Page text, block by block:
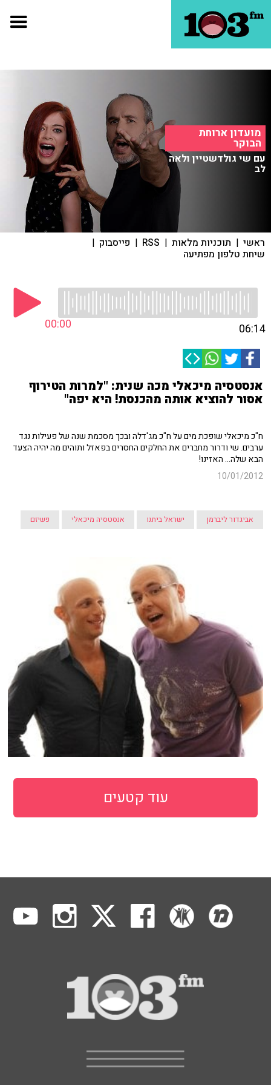
מועדון ארוחת
הבוקר
עם שי גולדשטיין ולאה
לב
ראשי | תוכניות מלאות |
RSS
| פייסבוק |
שיחת טלפון מפתיעה
00:00 06:14
אנסטסיה מיכאלי מכה שנית: "למרות הטירוף
אסור להוציא אותה מהכנסת! היא יפה"
ח"כ מיכאלי שופכת מים על ח"כ מג'דלה ובכך מסכמת שנה של פעילות נגד
ערבים. שי ודרור מחברים את החלקים החסרים בפאזל ותוהים מה יהיה הצעד
הבא שלה... האזינו!
10/01/2012
אביגדור ליברמן ישראל ביתנו אנסטסיה מיכאלי פשיזם
עוד קטעים